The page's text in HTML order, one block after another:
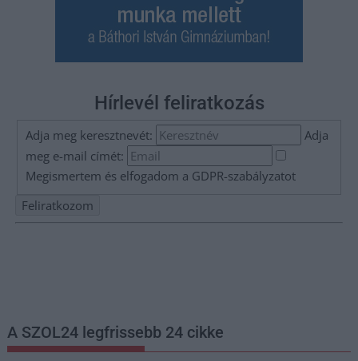
Hírlevél feliratkozás
Adja meg keresztnevét:
Adja
meg e-mail címét:
Megismertem és elfogadom a GDPR-szabályzatot
A SZOL24 legfrissebb 24 cikke